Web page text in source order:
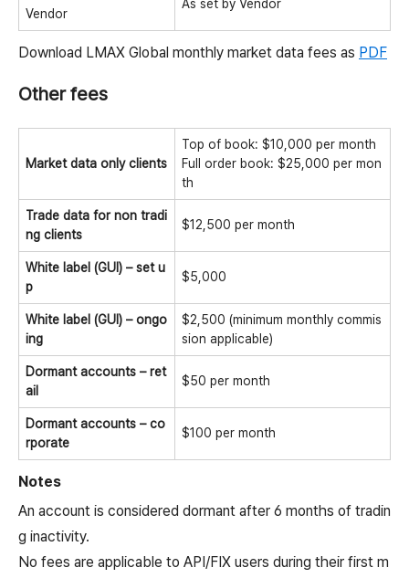
Vendor
As set by Vendor
Download LMAX Global monthly market data fees as PDF
Other fees
Market data only clients
Top of book: $10,000 per month
Full order book: $25,000 per mon
th
Trade data for non tradi
ng clients
$12,500 per month
White label (GUI) – set u
p
$5,000
White label (GUI) – ongo
ing
$2,500 (minimum monthly commis
sion applicable)
Dormant accounts – ret
ail
$50 per month
Dormant accounts – co
rporate
$100 per month
Notes
An account is considered dormant after 6 months of tradin
g inactivity.
No fees are applicable to API/FIX users during their first m